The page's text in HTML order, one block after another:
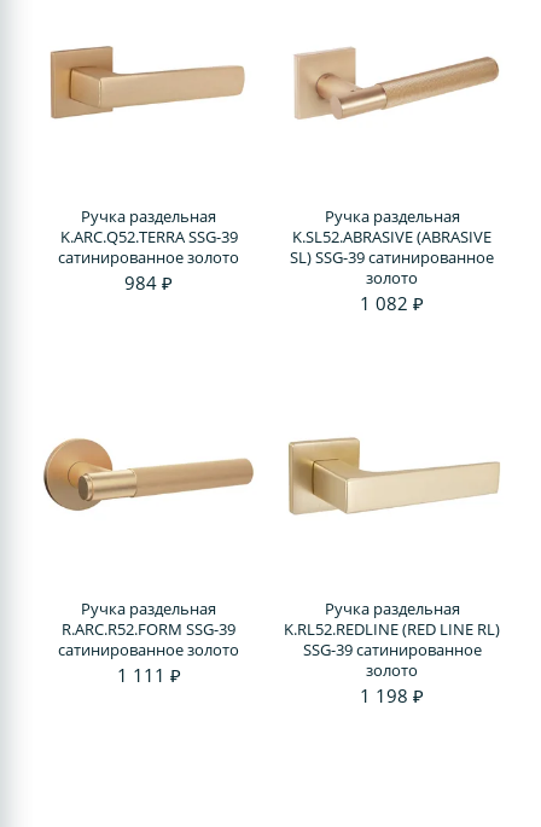
Ручка раздельная
K.ARC.Q52.TERRA SSG-39
сатинированное золото
984 ₽
Ручка раздельная
K.SL52.ABRASIVE (ABRASIVE
SL) SSG-39 сатинированное
золото
1 082 ₽
Ручка раздельная
R.ARC.R52.FORM SSG-39
сатинированное золото
1 111 ₽
Ручка раздельная
K.RL52.REDLINE (RED LINE RL)
SSG-39 сатинированное
золото
1 198 ₽